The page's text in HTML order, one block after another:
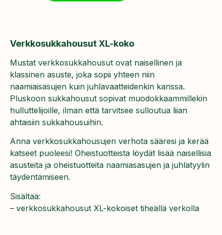
Verkkosukkahousut XL-koko
Mustat verkkosukkahousut ovat naisellinen ja
klassinen asuste, joka sopii yhteen niin
naamiaisasujen kuin juhlavaatteidenkin kanssa.
Pluskoon sukkahousut sopivat muodokkaammillekin
hulluttelijoille, ilman että tarvitsee sulloutua liian
ahtaisiin sukkahousuihin.
Anna verkkosukkahousujen verhota sääresi ja kerää
katseet puoleesi! Oheistuotteista löydät lisää naisellisia
asusteita ja oheistuotteita naamiasasujen ja juhlatyylin
täydentämiseen.
Sisältää:
– verkkosukkahousut XL-kokoiset tiheällä verkolla